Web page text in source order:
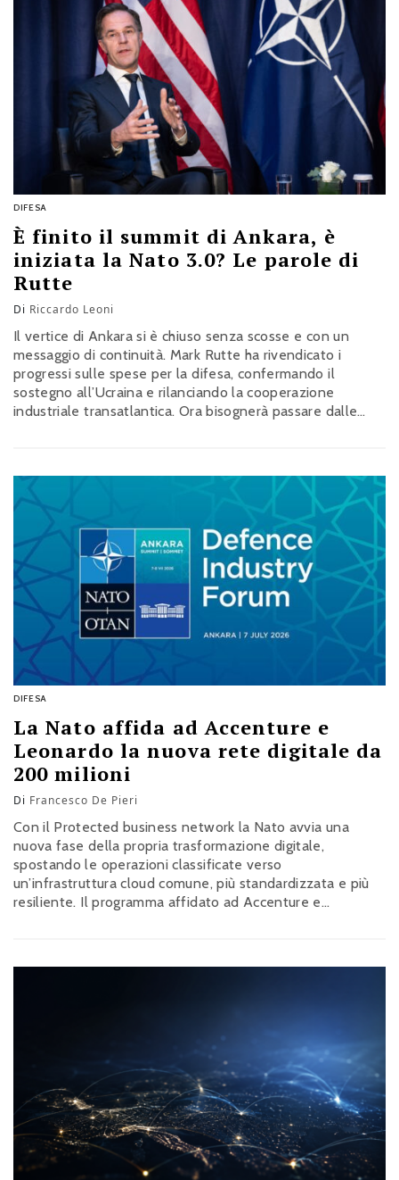
DIFESA
È finito il summit di Ankara, è
iniziata la Nato 3.0? Le parole di
Rutte
Di Riccardo Leoni
Il vertice di Ankara si è chiuso senza scosse e con un
messaggio di continuità. Mark Rutte ha rivendicato i
progressi sulle spese per la difesa, confermando il
sostegno all’Ucraina e rilanciando la cooperazione
industriale transatlantica. Ora bisognerà passare dalle
DIFESA
La Nato affida ad Accenture e
Leonardo la nuova rete digitale da
200 milioni
Di Francesco De Pieri
Con il Protected business network la Nato avvia una
nuova fase della propria trasformazione digitale,
spostando le operazioni classificate verso
un’infrastruttura cloud comune, più standardizzata e più
resiliente. Il programma affidato ad Accenture e